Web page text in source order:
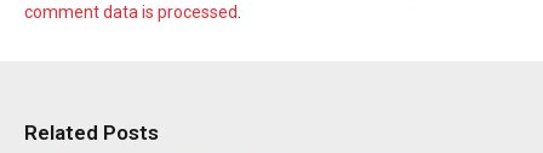
comment data is processed
Related Posts